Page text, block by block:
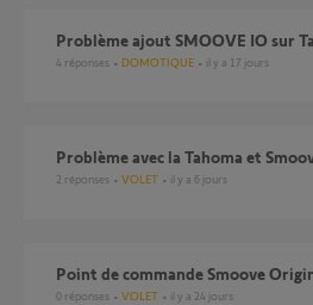
Problème ajout SMOOVE IO sur
4 réponses DOMOTIQUE il y a 17 jours
Problème avec la Tahoma et
2 réponses VOLET il y a 6 jours
Point de commande Smoove
0 réponses VOLET il y a 24 jours